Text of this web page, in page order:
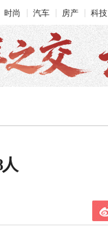
时尚 汽车 房产 科技